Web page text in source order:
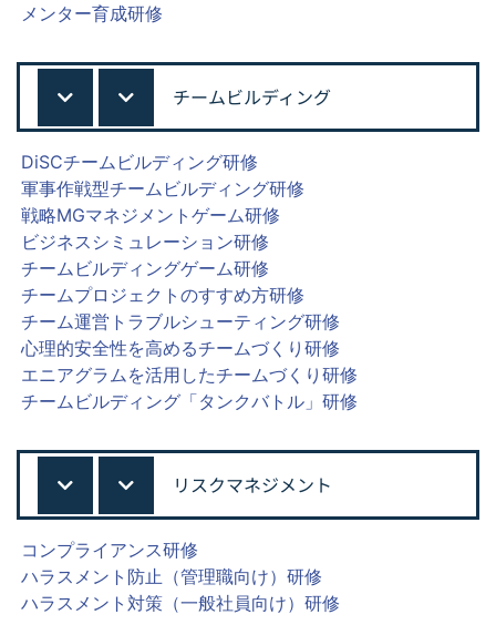
メンター育成研修
チームビルディング
DiSCチームビルディング研修
軍事作戦型チームビルディング研修
戦略MGマネジメントゲーム研修
ビジネスシミュレーション研修
チームビルディングゲーム研修
チームプロジェクトのすすめ方研修
チーム運営トラブルシューティング研修
心理的安全性を高めるチームづくり研修
エニアグラムを活用したチームづくり研修
チームビルディング「タンクバトル」研修
リスクマネジメント
コンプライアンス研修
ハラスメント防止（管理職向け）研修
ハラスメント対策（一般社員向け）研修